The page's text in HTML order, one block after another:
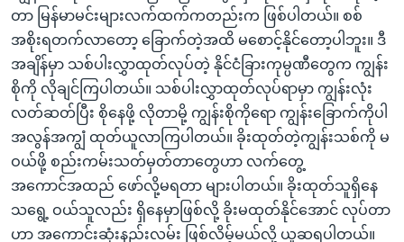
တာ မြန်မာမင်းများလက်ထက်ကတည်းက ဖြစ်ပါတယ်။ စစ်
အစိုးရတက်လာတော့ ခြောက်တဲ့အထိ မစောင့်နိုင်တော့ပါဘူး။ ဒီ
အချိန်မှာ သစ်ပါးလွှာထုတ်လုပ်တဲ့ နိုင်ငံခြားကုမ္ပဏီတွေက ကျွန်း
စိုကို လိုချင်ကြပါတယ်။ သစ်ပါးလွှာထုတ်လုပ်ရာမှာ ကျွန်းလုံး
လတ်ဆတ်ပြီး စိုနေဖို့ လိုတာမို့ ကျွန်းစိုကိုရော ကျွန်းခြောက်ကိုပါ
အလွန်အကျွံ ထုတ်ယူလာကြပါတယ်။ ခိုးထုတ်တဲ့ကျွန်းသစ်ကို မ
ဝယ်ဖို့ စည်းကမ်းသတ်မှတ်တာတွေဟာ လက်တွေ့
အကောင်အထည် ဖော်လို့မရတာ များပါတယ်။ ခိုးထုတ်သူရှိနေ
သရွေ့ ဝယ်သူလည်း ရှိနေမှာဖြစ်လို့ ခိုးမထုတ်နိုင်အောင် လုပ်တာ
ဟာ အကောင်းဆုံးနည်းလမ်း ဖြစ်လိမ့်မယ်လို့ ယူဆရပါတယ်။